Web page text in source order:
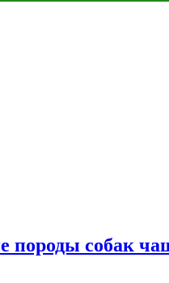
собак